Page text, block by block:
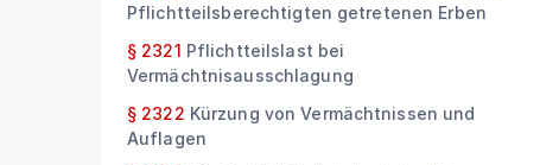
Pflichtteilsberechtigten getretenen Erben
§ 2321 Pflichtteilslast bei
Vermächtnisausschlagung
§ 2322 Kürzung von Vermächtnissen und
Auflagen